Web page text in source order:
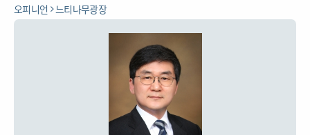
오피니언 느티나무광장